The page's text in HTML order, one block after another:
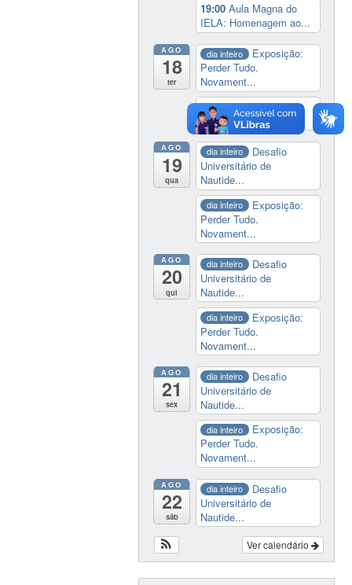
19:00Aula Magna do
IELA: Homenagem ao...
AGO
18
ter
dia inteiro
Exposição:
Perder Tudo.
Novament...
14:00Soberania
tecnológica e digital
AGO
19
qua
dia inteiro
Desafio
Universitário de
Nautide...
dia inteiro
Exposição:
Perder Tudo.
Novament...
AGO
20
qui
dia inteiro
Desafio
Universitário de
Nautide...
dia inteiro
Exposição:
Perder Tudo.
Novament...
AGO
21
sex
dia inteiro
Desafio
Universitário de
Nautide...
dia inteiro
Exposição:
Perder Tudo.
Novament...
AGO
22
sáb
dia inteiro
Desafio
Universitário de
Nautide...
Ver calendário